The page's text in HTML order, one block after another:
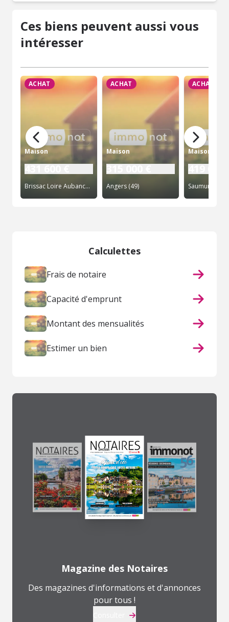
Ces biens peuvent aussi vous
intéresser
ACHAT
Maison
Brissac Loire Aubance (49)
ACHAT
Maison
Angers (49)
ACHAT
Maison
Saumur (49)
Calculettes
Frais de notaire
Capacité d'emprunt
Montant des mensualités
Estimer un bien
Magazine des Notaires
Des magazines d'informations et d'annonces
pour tous !